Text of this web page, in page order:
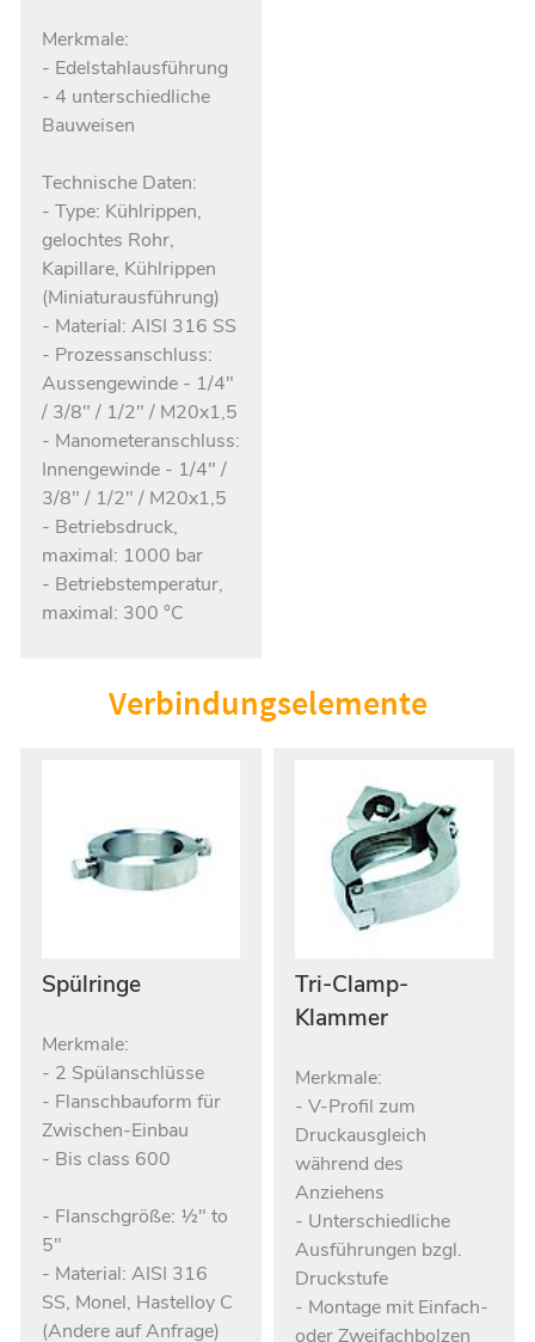
Merkmale:
- Edelstahlausführung
- 4 unterschiedliche
Bauweisen
Technische Daten:
- Type: Kühlrippen,
gelochtes Rohr,
Kapillare, Kühlrippen
(Miniaturausführung)
- Material: AISI 316 SS
- Prozessanschluss:
Aussengewinde - 1/4"
/ 3/8" / 1/2" / M20x1,5
- Manometeranschluss:
Innengewinde - 1/4" /
3/8" / 1/2" / M20x1,5
- Betriebsdruck,
maximal: 1000 bar
- Betriebstemperatur,
maximal: 300 °C
Verbindungselemente
Spülringe
Merkmale:
- 2 Spülanschlüsse
- Flanschbauform für
Zwischen-Einbau
- Bis class 600
- Flanschgröße: ½" to
5"
- Material: AISI 316
SS, Monel, Hastelloy C
(Andere auf Anfrage)
Tri-Clamp-
Klammer
Merkmale:
- V-Profil zum
Druckausgleich
während des
Anziehens
- Unterschiedliche
Ausführungen bzgl.
Druckstufe
- Montage mit Einfach-
oder Zweifachbolzen